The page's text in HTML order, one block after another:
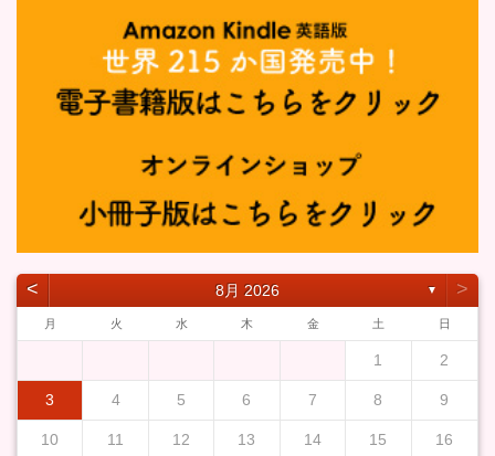
˂ 8月 2026 ▼ ˃
月 火 水 木 金 土 日
1 2
3 4 5 6 7 8 9
10 11 12 13 14 15 16